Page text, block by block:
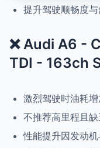
提升驾驶顺畅度
❌ Audi A6 -
TDI - 163ch
激烈驾驶时油耗增
不推荐高里程且
性能提升因发动